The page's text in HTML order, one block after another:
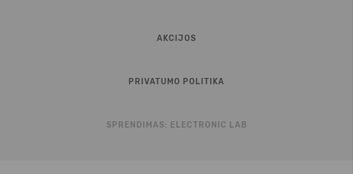
AKCIJOS
PRIVATUMO POLITIKA
SPRENDIMAS: ELECTRONIC LAB